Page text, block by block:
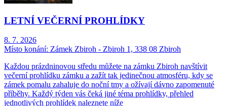
LETNÍ VEČERNÍ PROHLÍDKY
8. 7. 2026
Místo konání: Zámek Zbiroh - Zbiroh 1, 338 08 Zbiroh
Každou prázdninovou středu můžete na zámku Zbiroh navštívit
večerní prohlídku zámku a zažít tak jedinečnou atmosféru, kdy se
zámek pomalu zahaluje do noční tmy a ožívají dávno zapomenuté
příběhy. Každý týden vás čeká jiné téma prohlídky, přehled
jednotlivých prohlídek naleznete níže